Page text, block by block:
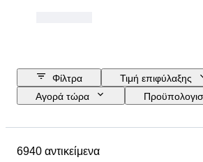
Φίλτρα
Τιμή επιφύλαξης
Αγορά τώρα
Country of origin
6940 αντικείμενα